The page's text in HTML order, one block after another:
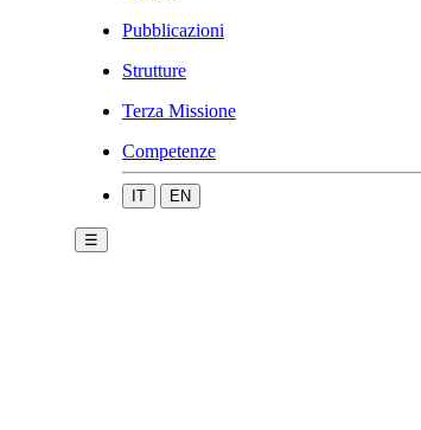
Pubblicazioni
Strutture
Terza Missione
Competenze
IT EN
☰